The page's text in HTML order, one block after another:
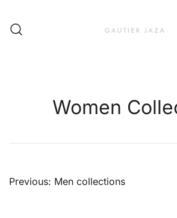
content
Women
Beitragsnavigation
Previous: Men collections